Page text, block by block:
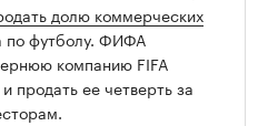
долю коммерческих
по футболу. ФИФА
компанию FIFA
продать ее четверть за